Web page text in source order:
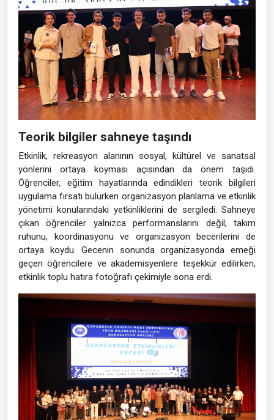
Teorik bilgiler sahneye taşındı
Etkinlik, rekreasyon alanının sosyal, kültürel ve sanatsal
yönlerini ortaya koyması açısından da önem taşıdı.
Öğrenciler, eğitim hayatlarında edindikleri teorik bilgileri
uygulama fırsatı bulurken organizasyon planlama ve etkinlik
yönetimi konularındaki yetkinliklerini de sergiledi. Sahneye
çıkan öğrenciler yalnızca performanslarını değil; takım
ruhunu, koordinasyonu ve organizasyon becerilerini de
ortaya koydu. Gecenin sonunda organizasyonda emeği
geçen öğrencilere ve akademisyenlere teşekkür edilirken,
etkinlik toplu hatıra fotoğrafı çekimiyle sona erdi.